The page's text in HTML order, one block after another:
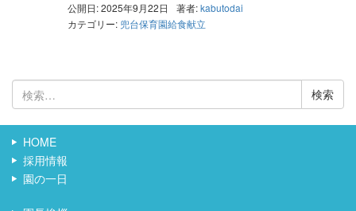
公開日: 2025年9月22日 著者:kabutodai
カテゴリー: 兜台保育園給食献立
検
索:
HOME
採用情報
園の一日